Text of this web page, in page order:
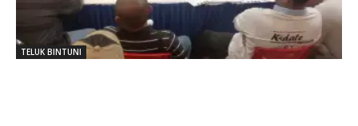
TELUK BINTUNI